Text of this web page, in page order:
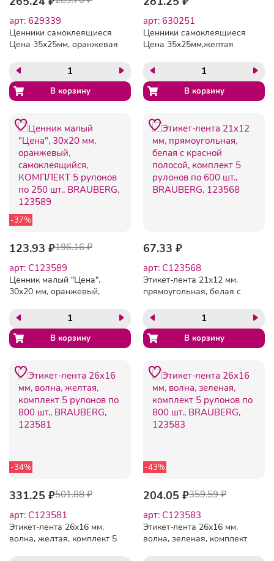
арт: 629339
Ценники самоклеящиеся
Цена 35x25мм, оранжевая
арт: 630251
Ценники самоклеящиеся
Цена 35x25мм,желтая
-37%
123.93 ₽196.16 ₽
арт: C123589
Ценник малый "Цена",
30х20 мм, оранжевый,
КОМПЛЕКТ 5 рулонов по
250 шт., BRAUBERG,
123589
67.33 ₽
арт: C123568
Этикет-лента 21х12 мм,
прямоугольная, белая с
комплект 5 рулонов по
600 шт., BRAUBERG,
123568
-34%
331.25 ₽501.88 ₽
арт: C123581
Этикет-лента 26х16 мм,
волна, желтая, комплект 5
-43%
204.05 ₽359.59 ₽
арт: C123583
Этикет-лента 26х16 мм,
волна, зеленая, комплект